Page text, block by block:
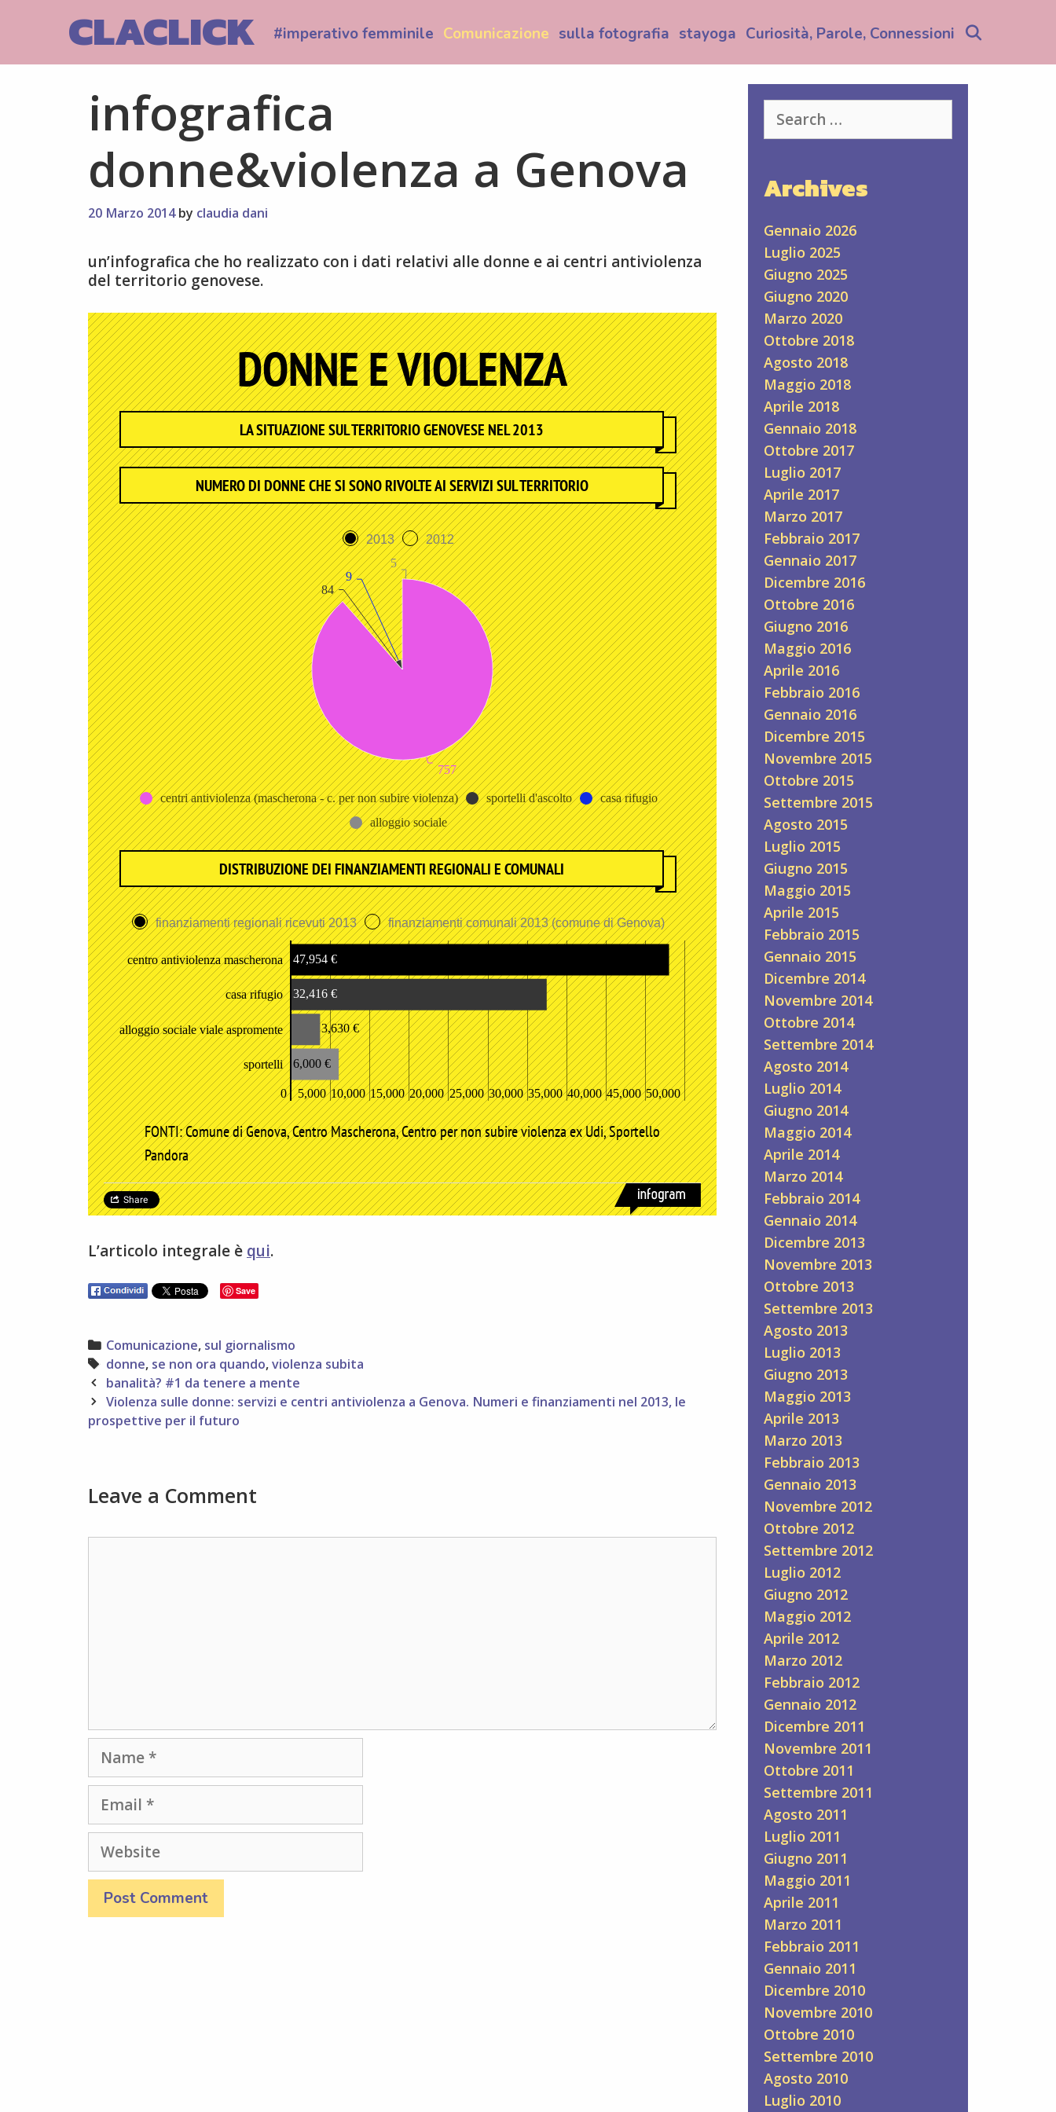
CLACLICK #imperativo femminile Comunicazione sulla fotografia stayoga Curiosità, Parole, Connessioni
infografica
donne&violenza a Genova
20 Marzo 2014 by claudia dani
un’infografica che ho realizzato con i dati relativi alle donne e ai centri antiviolenza
del territorio genovese.
L’articolo integrale è qui.
Save
Categories
Comunicazione, sul giornalismo
Tags
donne, se non ora quando,violenza subita
Post
navigation
banalità? #1 da tenere a mente
Violenza sulle donne: servizi e centri antiviolenza a Genova. Numeri e finanziamenti nel 2013, le
prospettive per il futuro
Leave a Comment
Name
Email
Website
for:
Archives
Gennaio 2026
Luglio 2025
Giugno 2025
Giugno 2020
Marzo 2020
Ottobre 2018
Agosto 2018
Maggio 2018
Aprile 2018
Gennaio 2018
Ottobre 2017
Luglio 2017
Aprile 2017
Marzo 2017
Febbraio 2017
Gennaio 2017
Dicembre 2016
Ottobre 2016
Giugno 2016
Maggio 2016
Aprile 2016
Febbraio 2016
Gennaio 2016
Dicembre 2015
Novembre 2015
Ottobre 2015
Settembre 2015
Agosto 2015
Luglio 2015
Giugno 2015
Maggio 2015
Aprile 2015
Febbraio 2015
Gennaio 2015
Dicembre 2014
Novembre 2014
Ottobre 2014
Settembre 2014
Agosto 2014
Luglio 2014
Giugno 2014
Maggio 2014
Aprile 2014
Marzo 2014
Febbraio 2014
Gennaio 2014
Dicembre 2013
Novembre 2013
Ottobre 2013
Settembre 2013
Agosto 2013
Luglio 2013
Giugno 2013
Maggio 2013
Aprile 2013
Marzo 2013
Febbraio 2013
Gennaio 2013
Novembre 2012
Ottobre 2012
Settembre 2012
Luglio 2012
Giugno 2012
Maggio 2012
Aprile 2012
Marzo 2012
Febbraio 2012
Gennaio 2012
Dicembre 2011
Novembre 2011
Ottobre 2011
Settembre 2011
Agosto 2011
Luglio 2011
Giugno 2011
Maggio 2011
Aprile 2011
Marzo 2011
Febbraio 2011
Gennaio 2011
Dicembre 2010
Novembre 2010
Ottobre 2010
Settembre 2010
Agosto 2010
Luglio 2010